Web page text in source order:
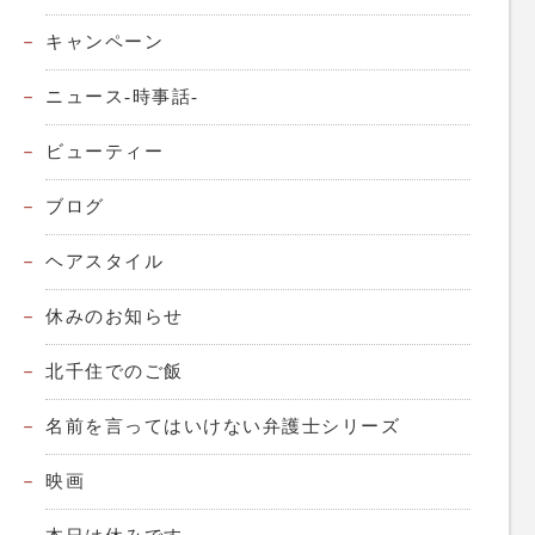
キャンペーン
ニュース-時事話-
ビューティー
ブログ
ヘアスタイル
休みのお知らせ
北千住でのご飯
名前を言ってはいけない弁護士シリーズ
映画